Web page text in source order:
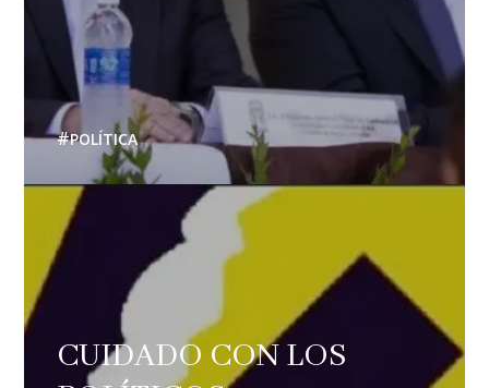
POLÍTICA
CUIDADO CON LOS